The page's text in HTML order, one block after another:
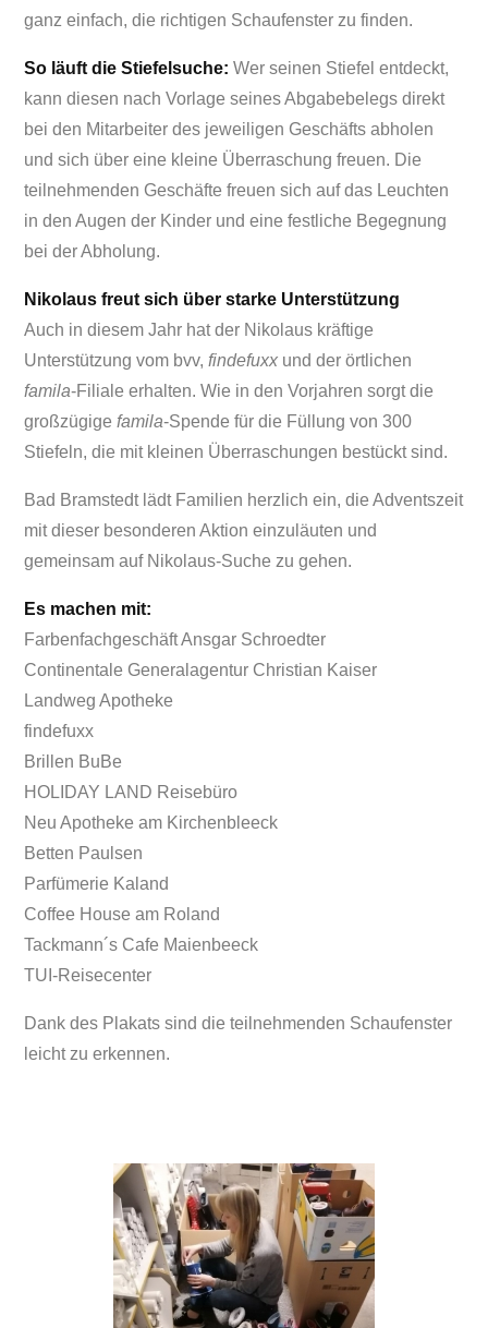
ganz einfach, die richtigen Schaufenster zu finden.
So läuft die Stiefelsuche: Wer seinen Stiefel entdeckt,
kann diesen nach Vorlage seines Abgabebelegs direkt
bei den Mitarbeiter des jeweiligen Geschäfts abholen
und sich über eine kleine Überraschung freuen. Die
teilnehmenden Geschäfte freuen sich auf das Leuchten
in den Augen der Kinder und eine festliche Begegnung
bei der Abholung.
Nikolaus freut sich über starke Unterstützung
Auch in diesem Jahr hat der Nikolaus kräftige
Unterstützung vom bvv,findefuxx und der örtlichen
famila-Filiale erhalten. Wie in den Vorjahren sorgt die
großzügigefamila-Spende für die Füllung von 300
Stiefeln, die mit kleinen Überraschungen bestückt sind.
Bad Bramstedt lädt Familien herzlich ein, die Adventszeit
mit dieser besonderen Aktion einzuläuten und
gemeinsam auf Nikolaus-Suche zu gehen.
Es machen mit:
Farbenfachgeschäft Ansgar Schroedter
Continentale Generalagentur Christian Kaiser
Landweg Apotheke
findefuxx
Brillen BuBe
HOLIDAY LAND Reisebüro
Neu Apotheke am Kirchenbleeck
Betten Paulsen
Parfümerie Kaland
Coffee House am Roland
Tackmann´s Cafe Maienbeeck
TUI-Reisecenter
Dank des Plakats sind die teilnehmenden Schaufenster
leicht zu erkennen.